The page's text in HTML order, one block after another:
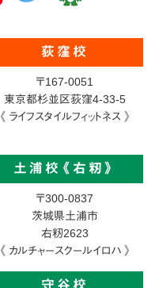
荻窪校
〒167-0051
東京都杉並区荻窪4-33-5
《 ライフスタイルフィットネス 》
土浦校《右籾》
〒300-0837
茨城県土浦市
右籾2623
《 カルチャースクールイロハ 》